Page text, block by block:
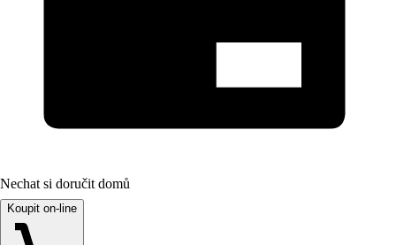
Nechat si doručit domů
Koupit on-line